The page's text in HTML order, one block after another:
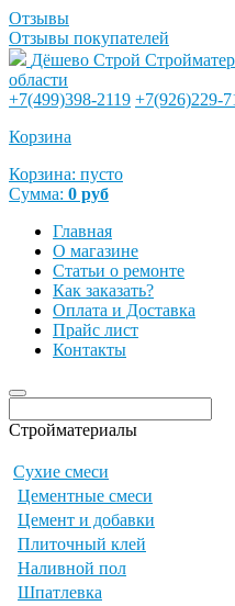
Отзывы
Отзывы покупателей
Дёшево Строй
области
+7(499)398-2119 +7(926)229-
Корзина
Корзина: пусто
Сумма: 0 руб
Главная
О магазине
Статьи о ремонте
Как заказать?
Оплата и Доставка
Прайс лист
Контакты
Стройматериалы
Сухие смеси
Цементные смеси
Цемент и добавки
Плиточный клей
Наливной пол
Шпатлевка